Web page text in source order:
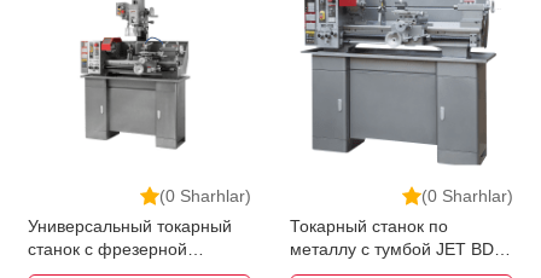
(0 Sharhlar)
Универсальный токарный
станок с фрезерной
головой JET BD-11GDMA
(0 Sharhlar)
Токарный станок по
металлу с тумбой JET BD-
12G